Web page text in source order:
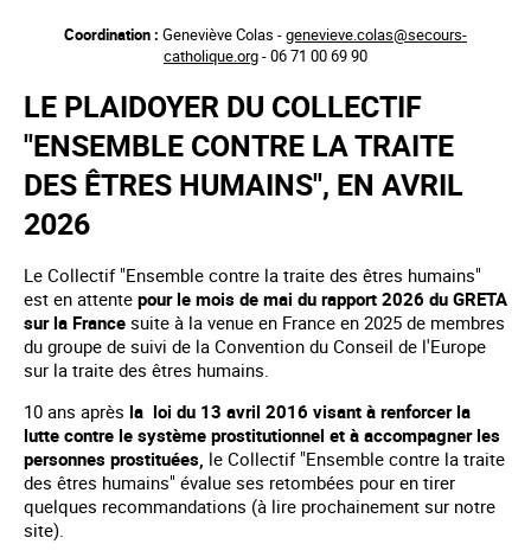
principal
Coordination : Geneviève Colas -genevieve.colas@secours-
catholique.org- 06 71 00 69 90
LE PLAIDOYER DU COLLECTIF
"ENSEMBLE CONTRE LA TRAITE
DES ÊTRES HUMAINS", EN AVRIL
2026
Le Collectif "Ensemble contre la traite des êtres humains"
est en attente pour le mois de mai du rapport 2026 du GRETA
sur la France suite à la venue en France en 2025 de membres
du groupe de suivi de la Convention du Conseil de l'Europe
sur la traite des êtres humains.
10 ans après la loi du 13 avril 2016 visant à renforcer la
lutte contre le système prostitutionnel et à accompagner les
personnes prostituées, le Collectif "Ensemble contre la traite
des êtres humains" évalue ses retombées pour en tirer
quelques recommandations (à lire prochainement sur notre
site).